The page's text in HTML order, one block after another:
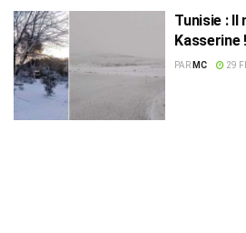
Tunisie : Il
Kasserine !
PAR MC 29